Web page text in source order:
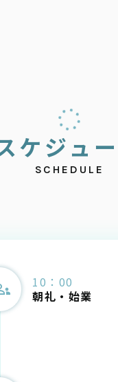
ケジュ ー
SCHEDULE
10：00
朝礼・始業